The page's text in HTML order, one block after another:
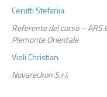
Cerutti Stefania
Referente del corso –
Piemonte Orientale
Violi Christian
Novareckon S.r.l.